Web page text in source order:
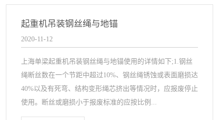
起重机吊装钢丝绳与地锚
2020-11-12
上海单梁起重机吊装钢丝绳与地锚使用的详情如下;1.钢丝
绳断丝数在一个节距中超过10%、钢丝绳锈蚀或表面磨损达
40%以及有死弯、结构变形绳芯挤出等情况时，应报废停止
使用。断丝或磨损小于报废标准的应按比例...